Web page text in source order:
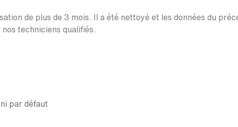
de plus de 3 mois. Il a été nettoyé et les données du
techniciens qualifiés.
par défaut